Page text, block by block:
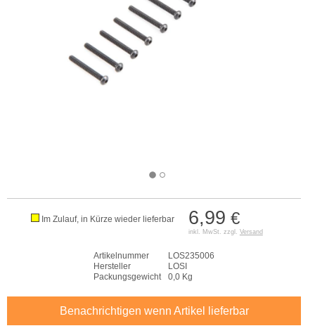
6,99 €
inkl. MwSt. zzgl. Versand
Im Zulauf, in Kürze wieder lieferbar
Artikelnummer
LOS235006
Hersteller
LOSI
Packungsgewicht
0,0 Kg
Benachrichtigen wenn Artikel lieferbar